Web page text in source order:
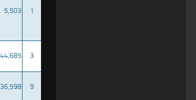
5,503 1
44,685
3
9